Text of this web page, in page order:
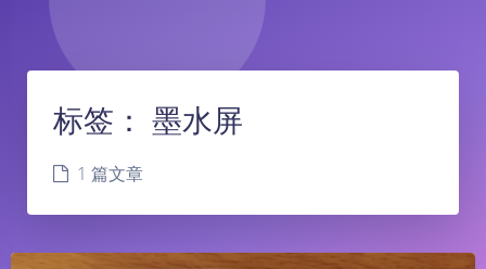
标签： 墨水屏
1 篇文章